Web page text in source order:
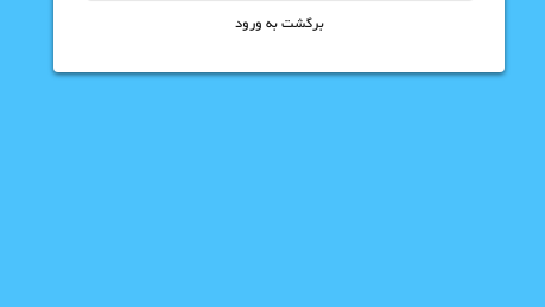
برگشت به ورود